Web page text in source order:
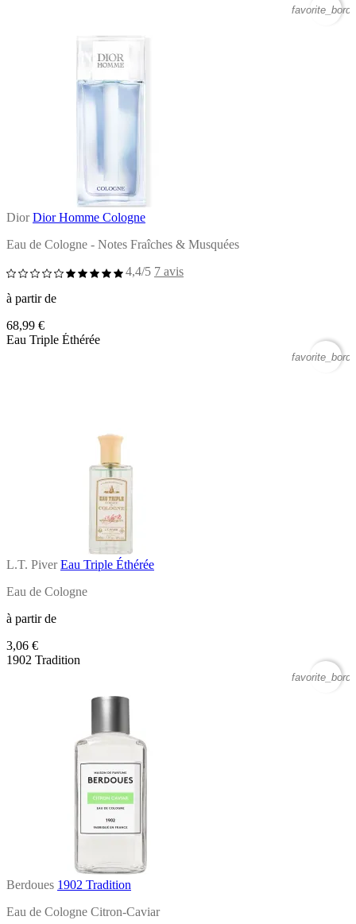
Dior Dior Homme Cologne
Eau de Cologne - Notes Fraîches & Musquées
4,4/5 7 avis
à partir de
68,99 €
Eau Triple Éthérée
L.T. Piver Eau Triple Éthérée
Eau de Cologne
à partir de
3,06 €
1902 Tradition
Berdoues 1902 Tradition
Eau de Cologne Citron-Caviar